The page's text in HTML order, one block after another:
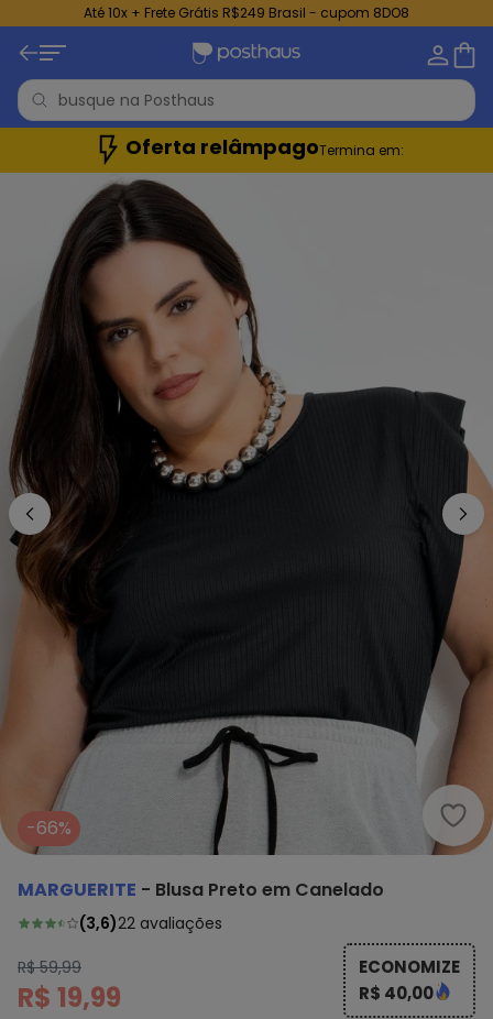
Até 10x + Frete Grátis R$249 Brasil - cupom 8DO8
Oferta relâmpagoTermina em:
-66%
MARGUERITE - Blusa Preto em Canelado
(3,6)22 avaliações
R$ 59,99
R$ 19,99
ECONOMIZE
R$ 40,00